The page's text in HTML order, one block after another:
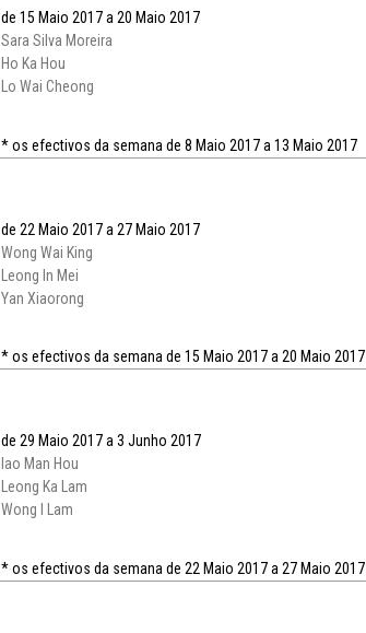
de 15 Maio 2017 a 20 Maio 2017
Sara Silva Moreira
Ho Ka Hou
Lo Wai Cheong
* os efectivos da semana de 8 Maio 2017 a 13 Maio 2017
de 22 Maio 2017 a 27 Maio 2017
Wong Wai King
Leong In Mei
Yan Xiaorong
* os efectivos da semana de 15 Maio 2017 a 20 Maio 2017
de 29 Maio 2017 a 3 Junho 2017
Iao Man Hou
Leong Ka Lam
Wong I Lam
* os efectivos da semana de 22 Maio 2017 a 27 Maio 2017